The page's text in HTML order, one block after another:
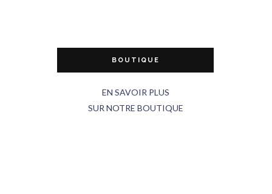
BOUTIQUE
EN SAVOIR PLUS
SUR NOTRE BOUTIQUE